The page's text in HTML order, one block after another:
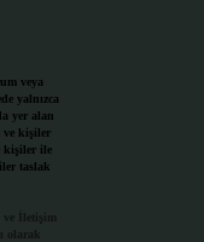
veya
yalnızca
yer alan
ve kişiler
kişiler ile
taslak
ve İletişim
olarak